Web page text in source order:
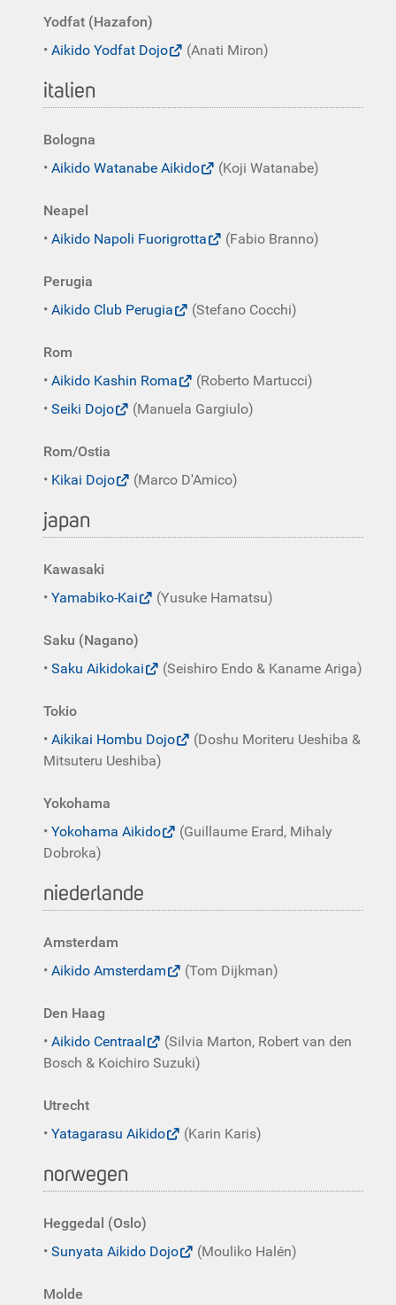
Yodfat (Hazafon)
• Aikido Yodfat Dojo (Anati Miron)
italien
Bologna
• Aikido Watanabe Aikido (Koji Watanabe)
Neapel
• Aikido Napoli Fuorigrotta (Fabio Branno)
Perugia
• Aikido Club Perugia (Stefano Cocchi)
Rom
• Aikido Kashin Roma
(Roberto Martucci)
• Seiki Dojo (Manuela Gargiulo)
Rom/Ostia
• Kikai Dojo (Marco D'Amico)
japan
Kawasaki
• Yamabiko-Kai (Yusuke Hamatsu)
Saku (Nagano)
• Saku Aikidokai (Seishiro Endo & Kaname Ariga)
Tokio
• Aikikai Hombu Dojo
(Doshu Moriteru Ueshiba &
Mitsuteru Ueshiba)
Yokohama
• Yokohama Aikido
(Guillaume Erard, Mihaly
Dobroka)
niederlande
Amsterdam
• Aikido Amsterdam (Tom Dijkman)
Den Haag
• Aikido Centraal
(Silvia Marton, Robert van den
Bosch & Koichiro Suzuki)
Utrecht
• Yatagarasu Aikido (Karin Karis)
norwegen
Heggedal (Oslo)
• Sunyata Aikido Dojo (Mouliko Halén)
Molde